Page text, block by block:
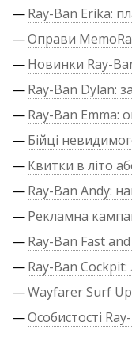
— Ray-Ban Erika:
—Оправи
— Новинки Ray-
— Ray-Ban Dylan:
— Ray-Ban Emma:
— Бійці
— Квитки в літо
— Ray-Ban Andy:
— Рекламна
— Ray-Ban Fast
— Ray-Ban
—Wayfarer Surf
—Особистості